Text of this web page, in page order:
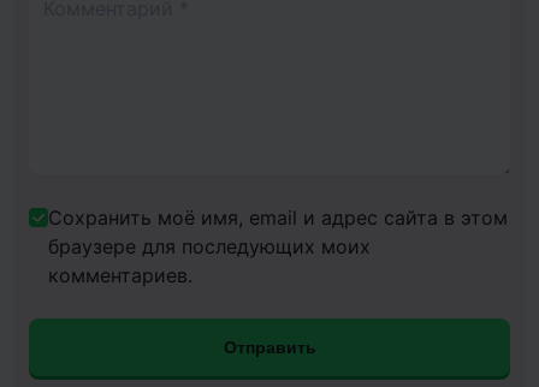
Сохранить моё имя, email и адрес сайта в этом
браузере для последующих моих
комментариев.